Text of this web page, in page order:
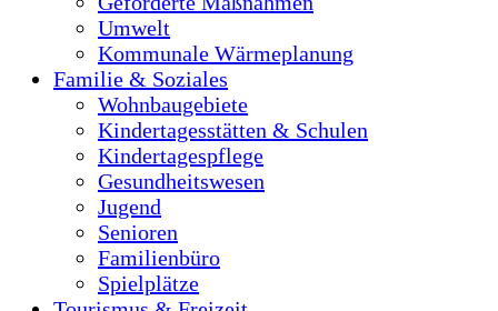
Umwelt
Kommunale Wärmeplanung
Familie & Soziales
Wohnbaugebiete
Kindertagesstätten & Schulen
Kindertagespflege
Gesundheitswesen
Jugend
Senioren
Familienbüro
Spielplätze